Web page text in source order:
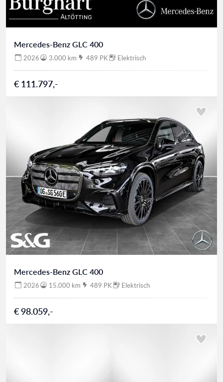
Mercedes-Benz GLC 400
2026 3.000 km 489 PK Elektrisch
€ 111.797,-
Mercedes-Benz GLC 400
2026 15.000 km 489 PK Elektrisch
€ 98.059,-